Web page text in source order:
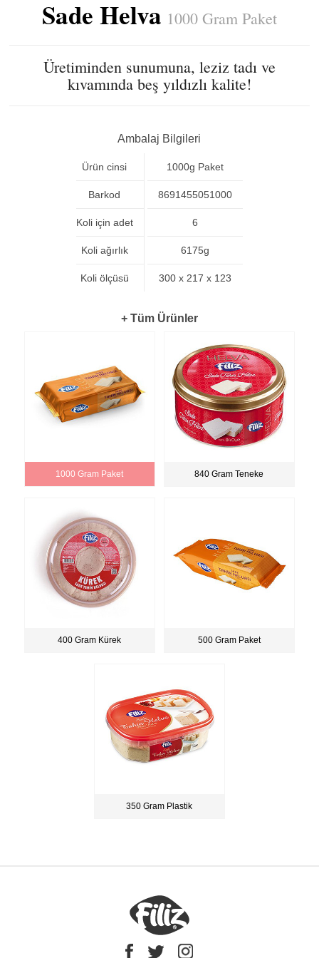
Sade Helva 1000 Gram Paket
Üretiminden sunumuna, leziz tadı ve
kıvamında beş yıldızlı kalite!
Ambalaj Bilgileri
Ürün cinsi
Barkod
Koli için adet
Koli ağırlık
Koli ölçüsü
1000g Paket
8691455051000
6
6175g
300 x 217 x 123
+ Tüm Ürünler
1000 Gram Paket 840 Gram Teneke
400 Gram Kürek 500 Gram Paket
350 Gram Plastik